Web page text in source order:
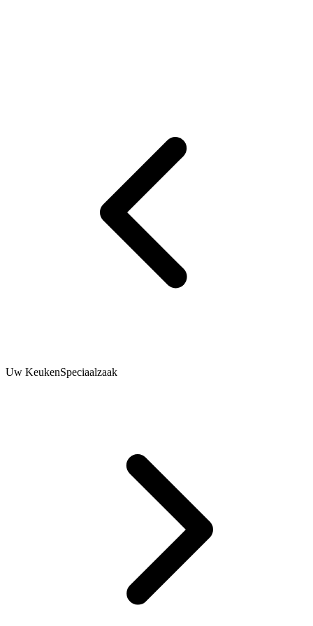
Uw KeukenSpeciaalzaak